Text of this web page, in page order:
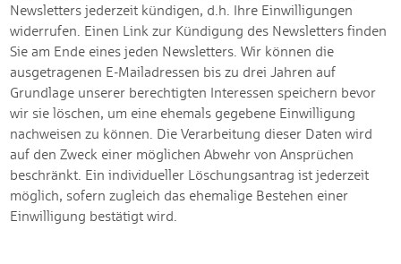
Newsletters jederzeit kündigen, d.h. Ihre Einwilligungen
widerrufen. Einen Link zur Kündigung des Newsletters finden
Sie am Ende eines jeden Newsletters. Wir können die
ausgetragenen E-Mailadressen bis zu drei Jahren auf
Grundlage unserer berechtigten Interessen speichern bevor
wir sie löschen, um eine ehemals gegebene Einwilligung
nachweisen zu können. Die Verarbeitung dieser Daten wird
auf den Zweck einer möglichen Abwehr von Ansprüchen
beschränkt. Ein individueller Löschungsantrag ist jederzeit
möglich, sofern zugleich das ehemalige Bestehen einer
Einwilligung bestätigt wird.